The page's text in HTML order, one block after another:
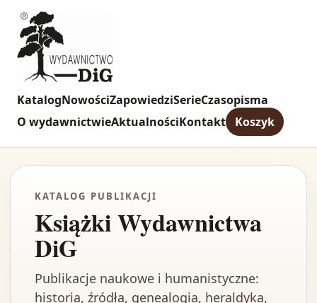
KatalogNowościZapowiedziSerieCzasopisma
O wydawnictwieAktualnościKontakt Koszyk
KATALOG PUBLIKACJI
Książki Wydawnictwa
DiG
Publikacje naukowe i humanistyczne:
historia, źródła, genealogia, heraldyka,